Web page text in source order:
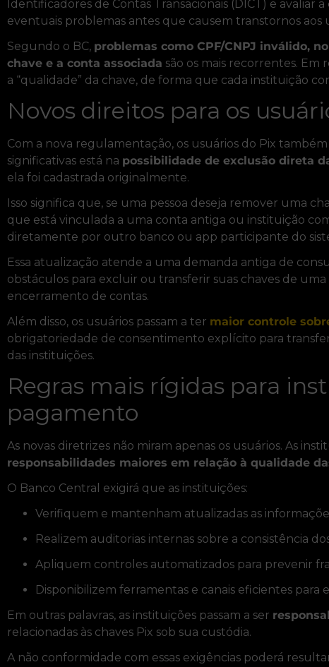
Identificadores de Contas Transacionais (DICT) e avaliar
eventuais problemas antes que causem transtornos aos
Segundo o BC, problemas como CPF/CNPJ inválido,
chave e a conta associada são os mais recorrentes.
a “qualidade” da chave, de forma que cada instituição
Novos direitos para os
Com a nova regulamentação, os usuários do Pix
significativas está na possibilidade de exclusão direta
ela foi cadastrada originalmente.
Isso significa que, se uma pessoa deseja remover uma
que está vinculada a uma conta antiga ou instituição
diretamente por outro banco ou app participante do
Essa atualização atende a uma demanda antiga de
obstáculos para excluir ou transferir suas chaves de
encerramento de contas.
Além disso, os usuários passam a ter maior controle
obrigatoriedade de consentimento explícito para
das instituições.
Regras mais rígidas para
pagamento
As novas diretrizes não miram apenas os usuários. As
responsabilidades maiores em relação à qualidade
O Banco Central exigirá que as instituições:
Verifiquem e mantenham atualizadas as
Realizem auditorias internas sobre a consistência
Apliquem controles automatizados para prevenir
Disponibilizem ferramentas e canais eficientes para
Em outras palavras, as instituições passam a ser
relacionadas às chaves Pix sob sua custódia.
A não conformidade com essas exigências poderá